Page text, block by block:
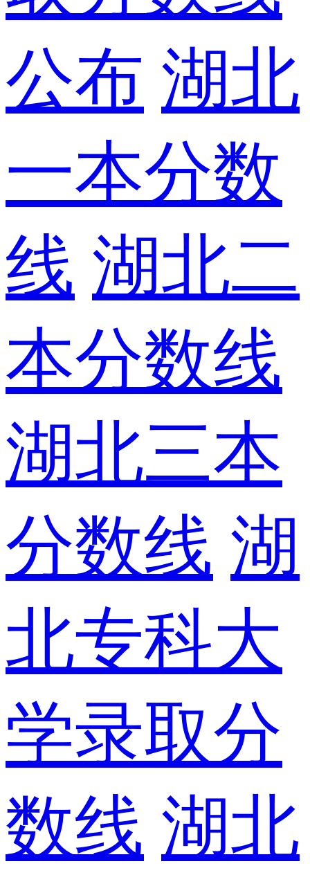
公布 湖北
一本分数
线 湖北二
本分数线
湖北三本
分数线 湖
北专科大
学录取分
数线 湖北